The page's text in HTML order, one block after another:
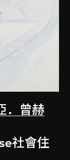
．曾赫
社會住